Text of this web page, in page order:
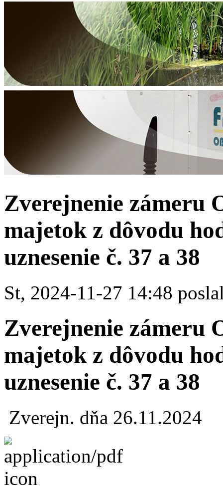
Zverejnenie zámeru
majetok z dôvodu
uznesenie č. 37 a 38
St, 2024-11-27 14:48
Zverejnenie zámeru
majetok z dôvodu
uznesenie č. 37 a 38
Zverejn. dňa 26.11.2024